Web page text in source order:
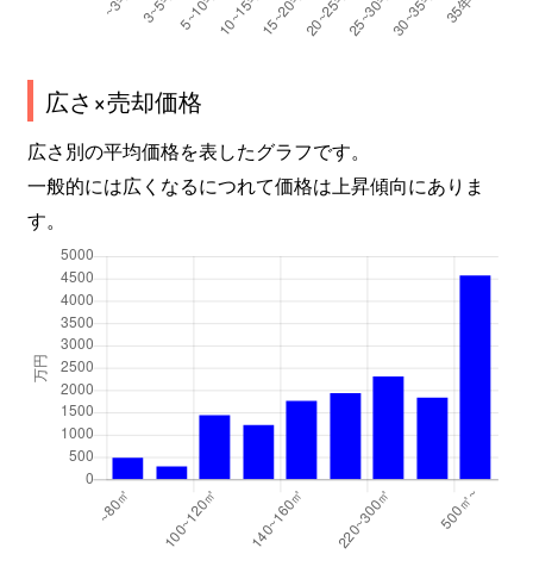
広さ×売却価格
広さ別の平均価格を表したグラフです。
一般的には広くなるにつれて価格は上昇傾向にありま
す。